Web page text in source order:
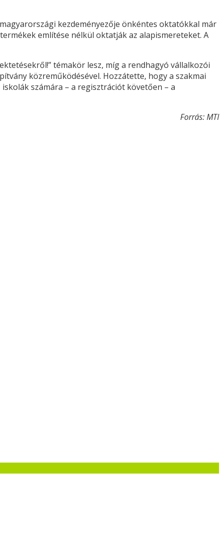
kezdeményezője önkéntes oktatókkal már
említése nélkül oktatják az alapismereteket. A
témakör lesz, míg a rendhagyó vállalkozói
közreműködésével. Hozzátette, hogy a szakmai
számára – a regisztrációt követően – a
Forrás: MTI